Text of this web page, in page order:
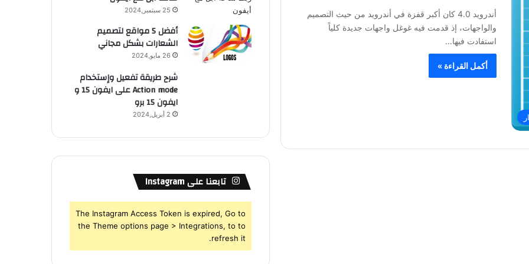
أندرويد 4.0 كان أكبر قفزة في أندرويد من حيث التصميم
والواجهات، إذ قدمت فيه غوغل واجهات جديدة كلياً
استفادت فيها…
أكمل القراءة »
25 سبتمبر,2024
أفضل 5 مواقع لتصميم
الشعارات بشكل مجاني
26 مايو,2024
شرح طريقة تفعيل وإستخدام
Action mode على ايفون 15 و
ايفون 15 برو
2 أبريل,2024
تابعنا على Instagram
The Instagram Access Token is expired, Go to
the Theme options page > Integrations, to to
refresh it.